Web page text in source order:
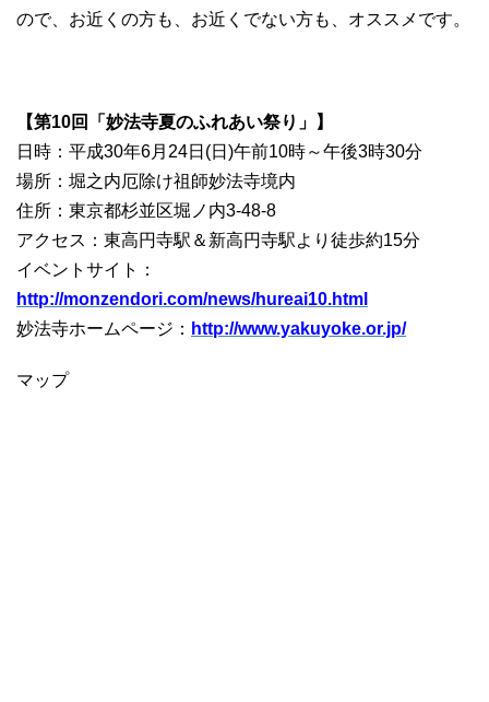
ので、お近くの方も、お近くでない方も、オススメです。
【第10回「妙法寺夏のふれあい祭り」】
日時：平成30年6月24日(日)午前10時～午後3時30分
場所：堀之内厄除け祖師妙法寺境内
住所：東京都杉並区堀ノ内3-48-8
アクセス：東高円寺駅＆新高円寺駅より徒歩約15分
イベントサイト：
http://monzendori.com/news/hureai10.html
妙法寺ホームページ： http://www.yakuyoke.or.jp/
マップ